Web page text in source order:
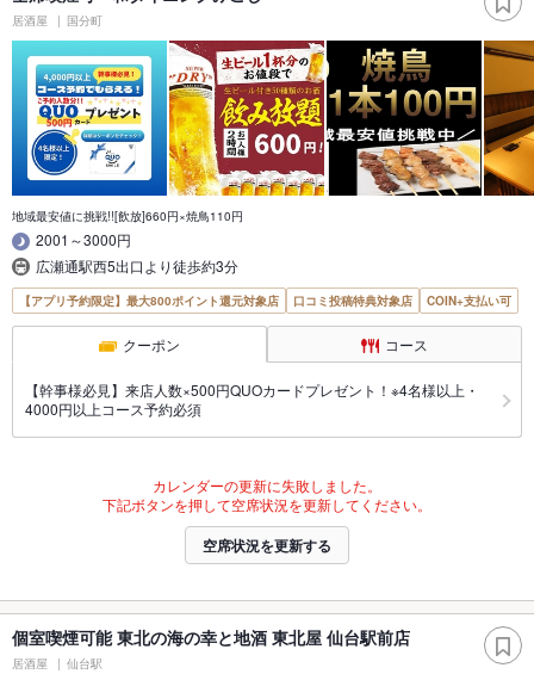
居酒屋 国分町
地域最安値に挑戦!![飲放]660円×焼鳥110円
2001～3000円
広瀬通駅西5出口より徒歩約3分
【アプリ予約限定】最大800ポイント還元対象店 口コミ投稿特典対象店 COIN+支払い可
クーポン コース
【幹事様必見】来店人数×500円QUOカードプレゼント！※4名様以上・
4000円以上コース予約必須
カレンダーの更新に失敗しました。
下記ボタンを押して空席状況を更新してください。
空席状況を更新する
個室喫煙可能 東北の海の幸と地酒 東北屋 仙台駅前店
居酒屋 仙台駅